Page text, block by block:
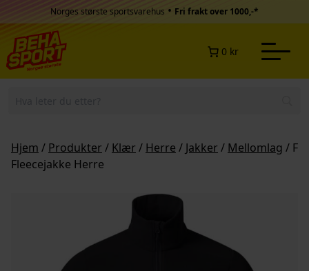
Hopp til innholdNorges største sportsvarehus • Fri frakt over 1000,-*
0 kr
Hjem / Produkter / Klær / Herre / Jakker / Mellomlag /
Fleecejakke Herre